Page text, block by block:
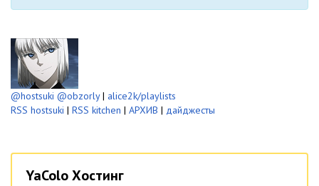
@hostsuki @obzorly| alice2k/playlists
RSS hostsuki | RSS kitchen | АРХИВ | дайджесты
YaColo Хостинг